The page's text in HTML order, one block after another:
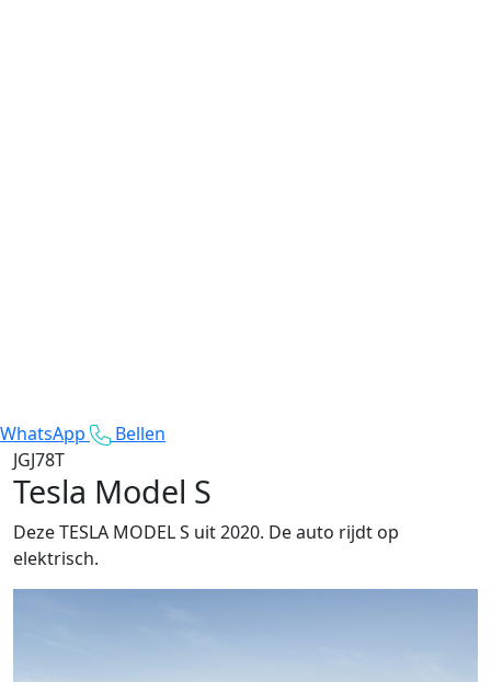
WhatsApp
Bellen
JGJ78T
Tesla Model S
Deze TESLA MODEL S uit 2020. De auto rijdt op
elektrisch.